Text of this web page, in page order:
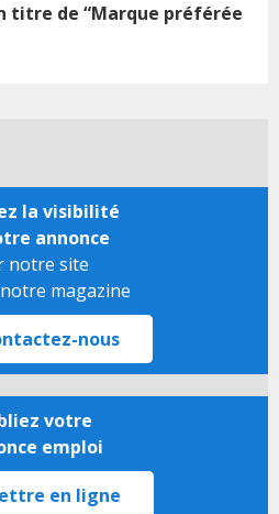
titre de “Marque préférée
la visibilité
annonce
notre site
magazine
nous
votre
emploi
en ligne